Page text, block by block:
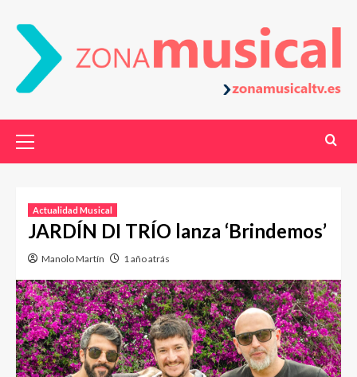
Actualidad Musical
JARDÍN DI TRÍO lanza ‘Brindemos’
Manolo Martín 1 año atrás